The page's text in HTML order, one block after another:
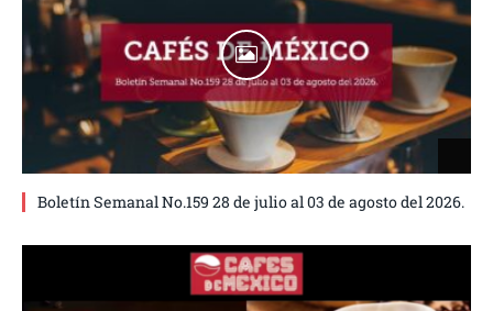
Boletín Semanal No.159 28 de julio al 03 de agosto del 2026.